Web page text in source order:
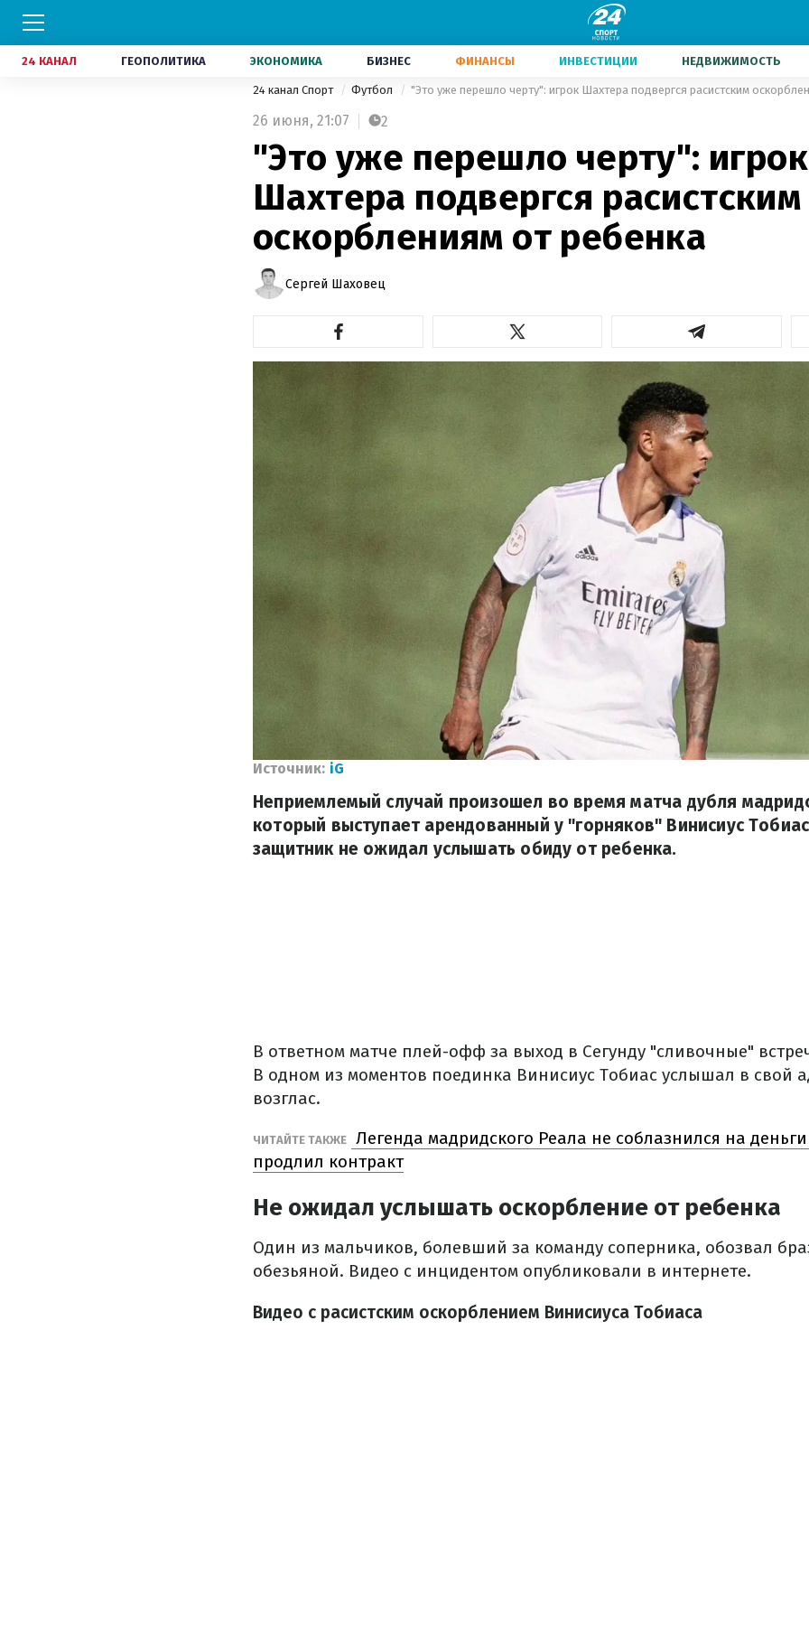
24 КАНАЛ ГЕОПОЛИТИКА ЭКОНОМИКА БИЗНЕС ФИНАНСЫ ИНВЕСТИЦИИ НЕДВИЖИМОСТЬ
24 канал Спорт Футбол "Это уже перешло черту": игрок Шахтера подвергся расистским
26 июня, 21:07 2
"Это уже перешло черту": игрок
Шахтера подвергся расистским
оскорблениям от ребенка
Сергей Шаховец
Источник: iG
Неприемлемый случай произошел во время матча дубля
который выступает арендованный у "горняков" Винисиус
защитник не ожидал услышать обиду от ребенка.
В ответном матче плей-офф за выход в Сегунду "сливочные"
В одном из моментов поединка Винисиус Тобиас услышал в свой
возглас.
ЧИТАЙТЕ ТАКЖЕ
Легенда мадридского Реала не соблазнился на
продлил контракт
Не ожидал услышать оскорбление от ребенка
Один из мальчиков, болевший за команду соперника, обозвал
обезьяной. Видео с инцидентом опубликовали в интернете.
Видео с расистским оскорблением Винисиуса Тобиаса